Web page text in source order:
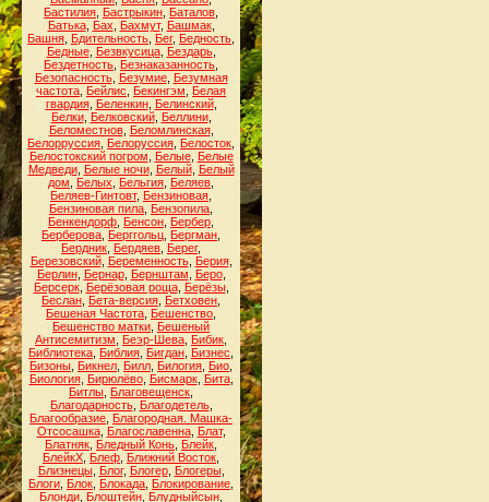
Бастилия Бастрыкин Баталов
Батька, Бах Бахмут, Башмак,
Башня Бдительность Бег, Бедность
Бедные, Безвкусица, Бездарь,
Бездетность Безнаказанность
Безопасность, Безумие, Безумная
частота Бейлис Бекингэм
Белая
гвардия, Беленкин, Белинский,
Белки, Белковский, Беллини,
Беломестнов, Беломлинская,
Белорруссия Белоруссия Белосток
Белостокский погром
Белые, Белые
Медведи, Белые ночи, Белый, Белый
дом
Белых Бельгия Беляев
Беляев-Гинтовт, Бензиновая
Бензиновая пила Бензопила
Бенкендорф Бенсон Бербер
Берберова Берггольц Бергман
Бердник Бердяев Берег,
Березовский, Беременность, Берия,
Берлин, Бернар, Бернштам Беро,
Берсерк, Берёзовая роща, Берёзы,
Беслан Бета-версия Бетховен
Бешеная Частота Бешенство
Бешенство матки Бешеный
Антисемитизм
Беэр-Шева Бибик
Библиотека Библия Бигдан Бизнес
Бизоны Бикнел Билл Билогия Био
Биология, Бирюлёво, Бисмарк, Бита,
Битлы Благовещенск
Благодарность, Благодетель,
Благообразие Благородная. Машка-
Отсосашка, Благославенна, Блат,
Блатняк Бледный Конь Блейк
БлейкХ Блеф Ближний Восток
Близнецы, Блог, Блогер, Блогеры,
Блоги Блок Блокада Блокирование
Блонди Блоштейн Блудныйсын